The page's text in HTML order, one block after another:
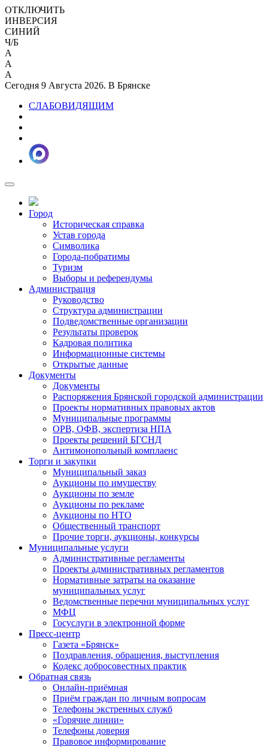
ОТКЛЮЧИТЬ
ИНВЕРСИЯ
СИНИЙ
Ч/Б
A
A
A
Сегодня 9 Августа 2026. В Брянске
СЛАБОВИДЯЩИМ
Город
Историческая справка
Устав города
Символика
Города-побратимы
Туризм
Выборы и референдумы
Администрация
Руководство
Структура администрации
Подведомственные организации
Результаты проверок
Кадровая политика
Информационные системы
Открытые данные
Документы
Документы
Распоряжения Брянской городской администрации
Проекты нормативных правовых актов
Муниципальные программы
ОРВ, ОФВ, экспертиза НПА
Проекты решений БГСНД
Антимонопольный комплаенс
Торги и закупки
Муниципальный заказ
Аукционы по имуществу
Аукционы по земле
Аукционы по рекламе
Аукционы по НТО
Общественный транспорт
Прочие торги, аукционы, конкурсы
Муниципальные услуги
Административные регламенты
Проекты административных регламентов
Нормативные затраты на оказание
муниципальных услуг
Ведомственные перечни муниципальных услуг
МФЦ
Госуслуги в электронной форме
Пресс-центр
Газета «Брянск»
Поздравления, обращения, выступления
Кодекс добросовестных практик
Обратная связь
Онлайн-приёмная
Приём граждан по личным вопросам
Телефоны экстренных служб
«Горячие линии»
Телефоны доверия
Правовое информирование